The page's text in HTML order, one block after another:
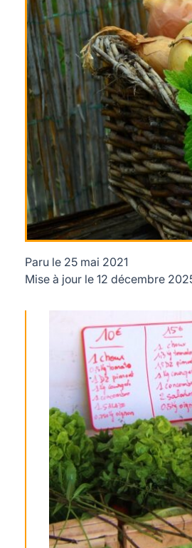
Paru le 25 mai 2021
Mise à jour le 12 décembre